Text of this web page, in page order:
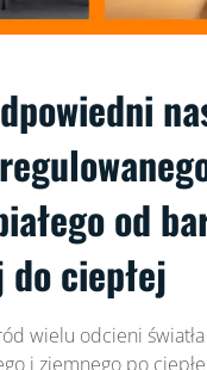
od
do ciepłej
wielu odcieni światła
i ziemnego po